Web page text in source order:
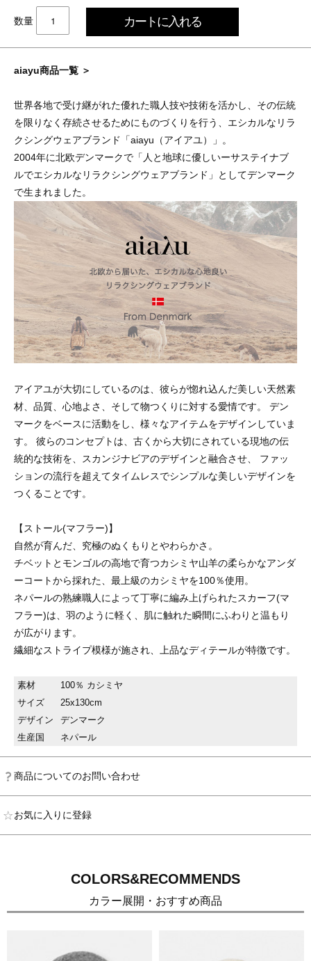
数量
aiayu商品一覧 ＞
世界各地で受け継がれた優れた職人技や技術を活かし、その伝統
を限りなく存続させるためにものづくりを行う、エシカルなリラ
クシングウェアブランド「aiayu（アイアユ）」。
2004年に北欧デンマークで「人と地球に優しいーサステイナブ
ルでエシカルなリラクシングウェアブランド」としてデンマーク
で生まれました。
アイアユが大切にしているのは、彼らが惚れ込んだ美しい天然素
材、品質、心地よさ、そして物つくりに対する愛情です。 デン
マークをベースに活動をし、様々なアイテムをデザインしていま
す。 彼らのコンセプトは、古くから大切にされている現地の伝
統的な技術を、スカンジナビアのデザインと融合させ、 ファッ
ションの流行を超えてタイムレスでシンプルな美しいデザインを
つくることです。
【ストール(マフラー)】
自然が育んだ、究極のぬくもりとやわらかさ。
チベットとモンゴルの高地で育つカシミヤ山羊の柔らかなアンダ
ーコートから採れた、最上級のカシミヤを100％使用。
ネパールの熟練職人によって丁寧に編み上げられたスカーフ(マ
フラー)は、羽のように軽く、肌に触れた瞬間にふわりと温もり
が広がります。
繊細なストライプ模様が施され、上品なディテールが特徴です。
素材
100％ カシミヤ
サイズ
25x130cm
デザイン
デンマーク
生産国
ネパール
商品についてのお問い合わせ
お気に入りに登録
COLORS&RECOMMENDS
カラー展開・おすすめ商品